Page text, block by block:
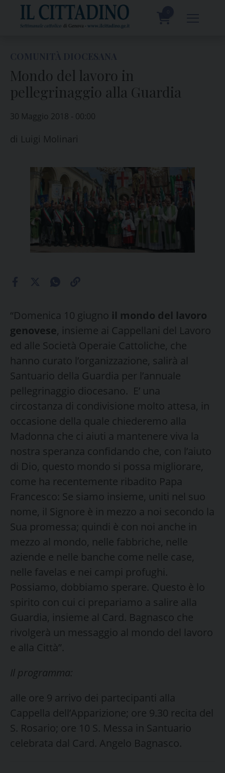
content
Mondo del lavoro in
pellegrinaggio alla Guardia
30 Maggio 2018 - 00:00
di Luigi Molinari
“Domenica 10 giugno il mondo del lavoro
genovese, insieme ai Cappellani del Lavoro
ed alle Società Operaie Cattoliche, che
hanno curato l’organizzazione, salirà al
Santuario della Guardia per l’annuale
pellegrinaggio diocesano. E’ una
circostanza di condivisione molto attesa, in
occasione della quale chiederemo alla
Madonna che ci aiuti a mantenere viva la
nostra speranza confidando che, con l’aiuto
di Dio, questo mondo si possa migliorare,
come ha recentemente ribadito Papa
Francesco: Se siamo insieme, uniti nel suo
nome, il Signore è in mezzo a noi secondo la
Sua promessa; quindi è con noi anche in
mezzo al mondo, nelle fabbriche, nelle
aziende e nelle banche come nelle case,
nelle favelas e nei campi profughi.
Possiamo, dobbiamo sperare. Questo è lo
spirito con cui ci prepariamo a salire alla
Guardia, insieme al Card. Bagnasco che
rivolgerà un messaggio al mondo del lavoro
e alla Città”.
Il programma:
alle ore 9 arrivo dei partecipanti alla
Cappella dell’Apparizione; ore 9.30 recita del
S. Rosario; ore 10 S. Messa in Santuario
celebrata dal Card. Angelo Bagnasco.